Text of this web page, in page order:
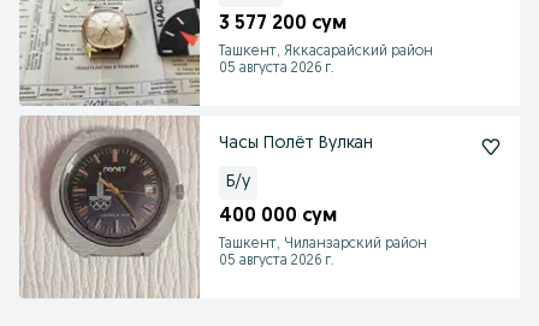
3 577 200 сум
Ташкент, Яккасарайский район
05 августа 2026 г.
Часы Полёт Вулкан
Б/у
400 000 сум
Ташкент, Чиланзарский район
05 августа 2026 г.